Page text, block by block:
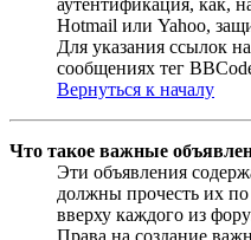
Hotmail или Yahoo,
Для указания ссылок
сообщениях тег
Вернуться к началу
Что такое важные
Эти объявления
должны прочесть их
вверху каждого из
Права на создание